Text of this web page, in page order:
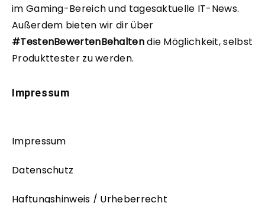
im Gaming-Bereich und tagesaktuelle IT-News.
Außerdem bieten wir dir über
#TestenBewertenBehaltendie Möglichkeit, selbst
Produkttester zu werden.
Impressum
Impressum
Datenschutz
Haftungshinweis / Urheberrecht